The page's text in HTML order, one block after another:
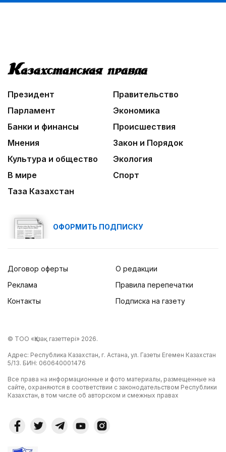
Президент
Правительство
Парламент
Экономика
Банки и финансы
Происшествия
Мнения
Закон и Порядок
Культура и общество
Экология
В мире
Спорт
Таза Казахстан
ОФОРМИТЬ ПОДПИСКУ
Договор оферты
Реклама
Контакты
О редакции
Правила перепечатки
Подписка на газету
© ТОО «Қазақ газеттері» 2026.
Адрес: Республика Казахстан, г. Астана, ул. Газеты Егемен Казахстан
5/13. БИН: 060640001476
Все права на информационные и фото материалы, размещенные на
сайте, охраняются в соответствии с законодательством Республики
Казахстан, в том числе об авторском и смежных правах